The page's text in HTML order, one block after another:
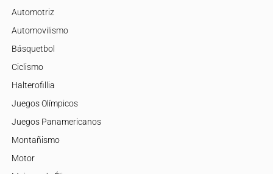
Automotriz
Automovilismo
Básquetbol
Ciclismo
Halterofillia
Juegos Olímpicos
Juegos Panamericanos
Montañismo
Motor